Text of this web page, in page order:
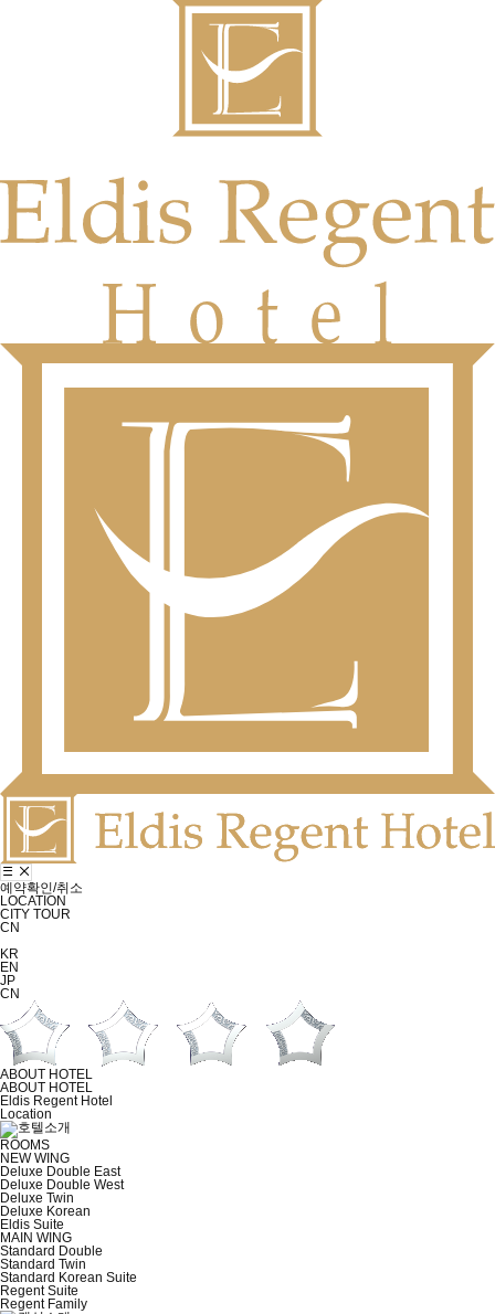
예약확인/취소
LOCATION
CITY TOUR
CN
KR
EN
JP
CN
ABOUT HOTEL
ABOUT HOTEL
Eldis Regent Hotel
Location
ROOMS
NEW WING
Deluxe Double East
Deluxe Double West
Deluxe Twin
Deluxe Korean
Eldis Suite
MAIN WING
Standard Double
Standard Twin
Standard Korean Suite
Regent Suite
Regent Family